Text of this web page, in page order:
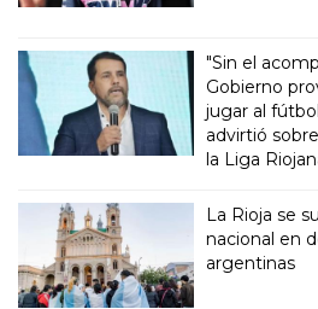
"Sin el
Gobierno
jugar al
advirtió
la Liga
La Rioja se
nacional en
argentinas